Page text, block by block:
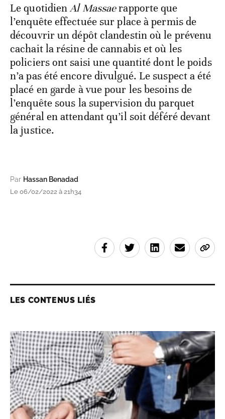
Le quotidienAl Massaerapporte que
l’enquête effectuée sur place à permis de
découvrir un dépôt clandestin où le prévenu
cachait la résine de cannabis et où les
policiers ont saisi une quantité dont le poids
n’a pas été encore divulgué. Le suspect a été
placé en garde à vue pour les besoins de
l’enquête sous la supervision du parquet
général en attendant qu’il soit déféré devant
la justice.
Par Hassan Benadad
Le 06/02/2022 à 21h34
LES CONTENUS LIÉS